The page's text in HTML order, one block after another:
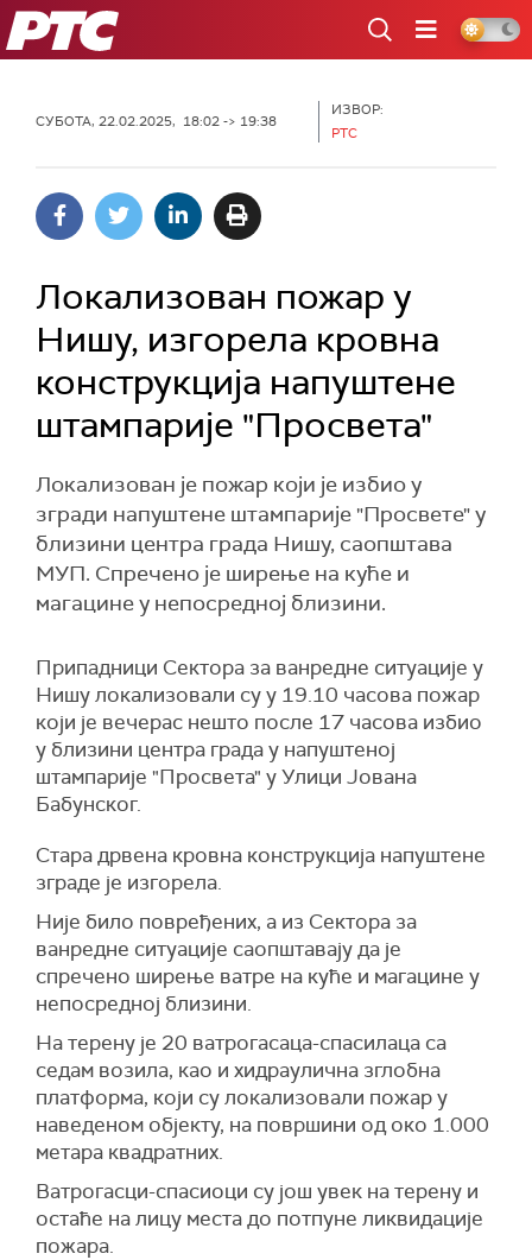
РТС
СУБОТА, 22.02.2025, 18:02 -> 19:38
ИЗВОР:
РТС
Локализован пожар у
Нишу, изгорела кровна
конструкција напуштене
штампарије "Просвета"
Локализован је пожар који је избио у
згради напуштене штампарије "Просвете" у
близини центра града Нишу, саопштава
МУП. Спречено је ширење на куће и
магацине у непосредној близини.
Припадници Сектора за ванредне ситуације у
Нишу локализовали су у 19.10 часова пожар
који је вечерас нешто после 17 часова избио
у близини центра града у напуштеној
штампарије "Просвета" у Улици Јована
Бабунског.
Стара дрвена кровна конструкција напуштене
зграде је изгорела.
Није било повређених, а из Сектора за
ванредне ситуације саопштавају да је
спречено ширење ватре на куће и магацине у
непосредној близини.
На терену је 20 ватрогасаца-спасилаца са
седам возила, као и хидраулична зглобна
платформа, који су локализовали пожар у
наведеном објекту, на површини од око 1.000
метара квадратних.
Ватрогасци-спасиоци су још увек на терену и
остаће на лицу места до потпуне ликвидације
пожара.